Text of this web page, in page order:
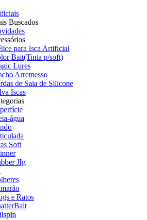
Buscados
para Isca Artificial
Bait(Tinta p/soft)
Lures
Arremesso
de Saia de Silicone
Iscas
água
Soft
JIg
e Ratos